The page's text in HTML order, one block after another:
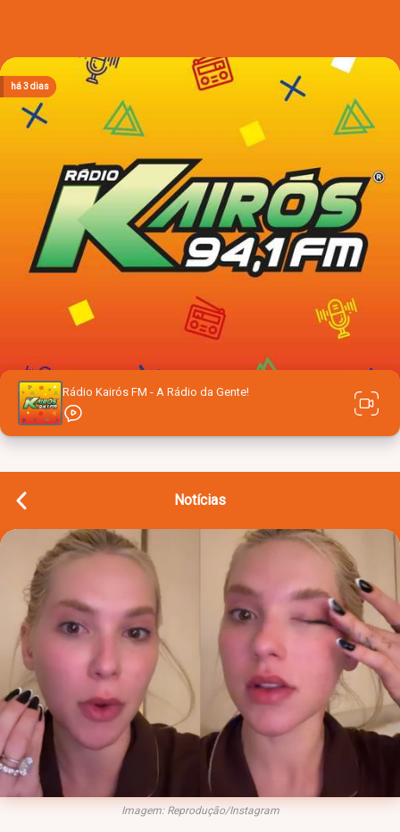
Rádio Kairós FM - A Rádio da Gente!
Notícias
Imagem: Reprodução/Instagram
há 1 dia
há 1 dia
há 1 dia
há 3 dias
há 3 dias